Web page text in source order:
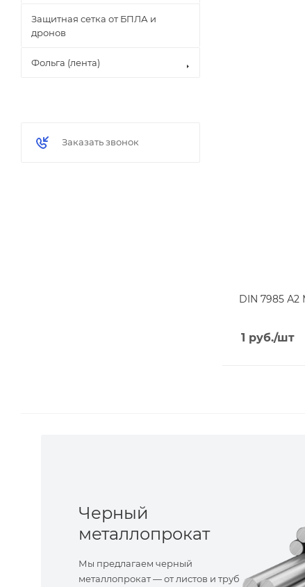
DIN 7985 А2
1 руб./шт
Защитная сетка от БПЛА и
дронов
Фольга (лента)
Заказать звонок
Черный
металлопрокат
Мы предлагаем черный
металлопрокат — от листов и труб